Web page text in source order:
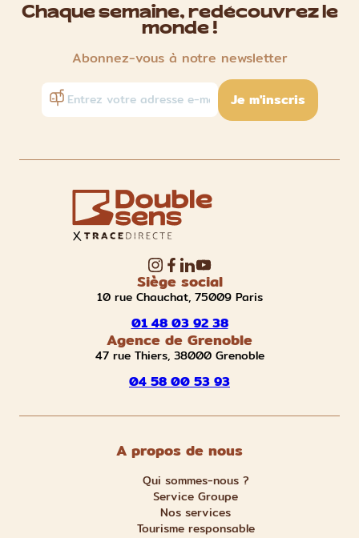
Chaque semaine, redécouvrez le
monde !
Abonnez-vous à notre newsletter
Je m'inscris
Siège social
10 rue Chauchat, 75009 Paris
01 48 03 92 38
Agence de Grenoble
47 rue Thiers, 38000 Grenoble
04 58 00 53 93
A propos de nous
Qui sommes-nous ?
Service Groupe
Nos services
Tourisme responsable